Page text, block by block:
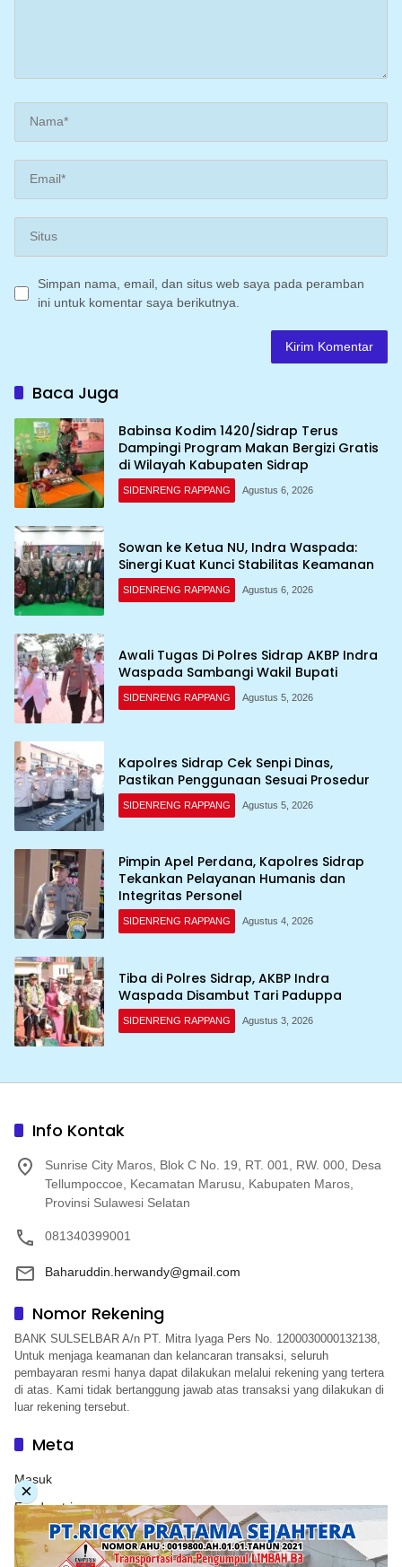
Simpan nama, email, dan situs web saya pada peramban
ini untuk komentar saya berikutnya.
Baca Juga
Babinsa Kodim 1420/Sidrap Terus
Dampingi Program Makan Bergizi Gratis
di Wilayah Kabupaten Sidrap
SIDENRENG RAPPANG Agustus 6, 2026
Sowan ke Ketua NU, Indra Waspada:
Sinergi Kuat Kunci Stabilitas Keamanan
SIDENRENG RAPPANG Agustus 6, 2026
Awali Tugas Di Polres Sidrap AKBP Indra
Waspada Sambangi Wakil Bupati
SIDENRENG RAPPANG Agustus 5, 2026
Kapolres Sidrap Cek Senpi Dinas,
Pastikan Penggunaan Sesuai Prosedur
SIDENRENG RAPPANG Agustus 5, 2026
Pimpin Apel Perdana, Kapolres Sidrap
Tekankan Pelayanan Humanis dan
Integritas Personel
SIDENRENG RAPPANG Agustus 4, 2026
Tiba di Polres Sidrap, AKBP Indra
Waspada Disambut Tari Paduppa
SIDENRENG RAPPANG Agustus 3, 2026
Info Kontak
Sunrise City Maros, Blok C No. 19, RT. 001, RW. 000, Desa
Tellumpoccoe, Kecamatan Marusu, Kabupaten Maros,
Provinsi Sulawesi Selatan
081340399001
Baharuddin.herwandy@gmail.com
Nomor Rekening
BANK SULSELBAR A/n PT. Mitra Iyaga Pers No. 1200030000132138,
Untuk menjaga keamanan dan kelancaran transaksi, seluruh
pembayaran resmi hanya dapat dilakukan melalui rekening yang tertera
di atas. Kami tidak bertanggung jawab atas transaksi yang dilakukan di
luar rekening tersebut.
Meta
Masuk
Feed entri
Feed komentar
WordPress.org
×